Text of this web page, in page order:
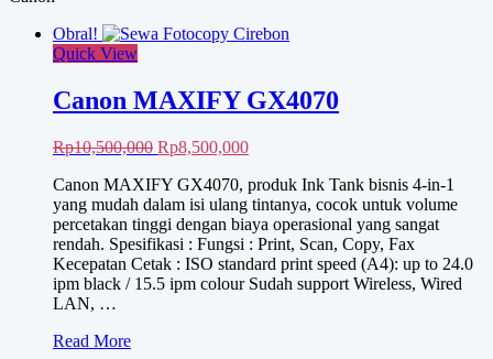
Obral!
Quick View
Canon MAXIFY GX4070
Rp10,500,000 Harga
adalah:
Rp10,500,000.
Rp8,500,000Harga
ini
adalah:
Rp8,500,000.
Canon MAXIFY GX4070, produk Ink Tank bisnis 4-in-1
yang mudah dalam isi ulang tintanya, cocok untuk volume
percetakan tinggi dengan biaya operasional yang sangat
rendah. Spesifikasi : Fungsi : Print, Scan, Copy, Fax
Kecepatan Cetak : ISO standard print speed (A4): up to 24.0
ipm black / 15.5 ipm colour Sudah support Wireless, Wired
LAN, …
Canon
Read More